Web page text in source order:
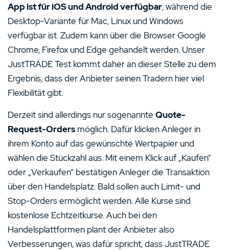
App ist für iOS und Android verfügbar, während die
Desktop-Variante für Mac, Linux und Windows
verfügbar ist. Zudem kann über die Browser Google
Chrome, Firefox und Edge gehandelt werden. Unser
JustTRADE Test kommt daher an dieser Stelle zu dem
Ergebnis, dass der Anbieter seinen Tradern hier viel
Flexibilität gibt.
Derzeit sind allerdings nur sogenannte Quote-
Request-Orders möglich. Dafür klicken Anleger in
ihrem Konto auf das gewünschte Wertpapier und
wählen die Stückzahl aus. Mit einem Klick auf „Kaufen“
oder „Verkaufen“ bestätigen Anleger die Transaktion
über den Handelsplatz. Bald sollen auch Limit- und
Stop-Orders ermöglicht werden. Alle Kurse sind
kostenlose Echtzeitkurse. Auch bei den
Handelsplattformen plant der Anbieter also
Verbesserungen, was dafür spricht, dass JustTRADE